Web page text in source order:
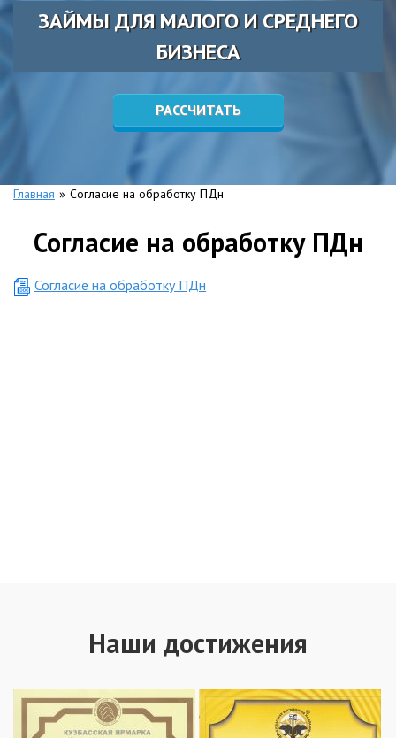
ЗАЙМЫ ДЛЯ МАЛОГО И СРЕДНЕГО
БИЗНЕСА
РАССЧИТАТЬ
Главная » Согласие на обработку ПДн
Согласие на обработку ПДн
Согласие на обработку ПДн
Наши достижения